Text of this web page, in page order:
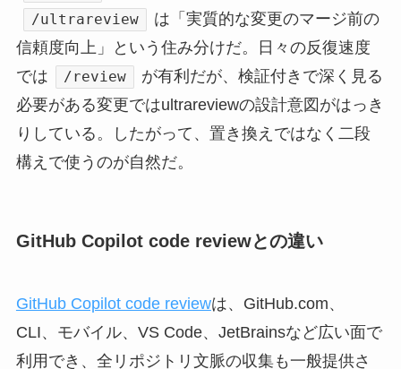
/ultrareview
は「実質的な変更のマージ前の
信頼度向上」という住み分けだ。日々の反復速度
では
/review
が有利だが、検証付きで深く見る
必要がある変更ではultrareviewの設計意図がはっき
りしている。したがって、置き換えではなく二段
構えで使うのが自然だ。
GitHub Copilot code reviewとの違い
GitHub Copilot code reviewは、GitHub.com、
CLI、モバイル、VS Code、JetBrainsなど広い面で
利用でき、全リポジトリ文脈の収集も一般提供さ